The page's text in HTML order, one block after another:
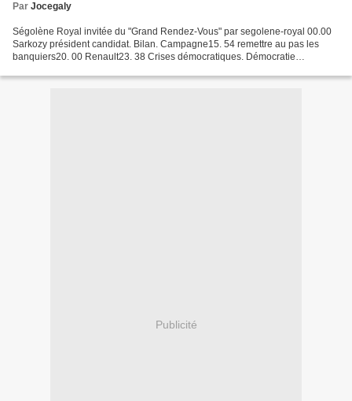
Par Jocegaly
Ségolène Royal invitée du "Grand Rendez-Vous" par segolene-royal 00.00
Sarkozy président candidat. Bilan. Campagne15. 54 remettre au pas les
banquiers20. 00 Renault23. 38 Crises démocratiques. Démocratie
Publicité